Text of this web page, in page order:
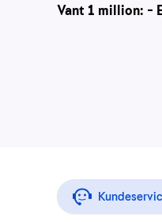
Vant 1 million: –